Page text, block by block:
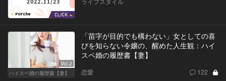
Vol.2
ハイスペ婚の履歴書【妻】
「苗字が目的でも構わない」女としての喜
びを知らない令嬢の、醒めた人生観：ハイ
スペ婚の履歴書【妻】
恋愛 122